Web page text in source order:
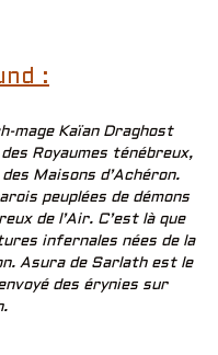
:
mage Kaïan Draghost
Royaumes ténébreux,
Maisons d’Achéron.
peuplées de démons
de l’Air. C’est là que
infernales nées de la
Asura de Sarlath est le
des érynies sur